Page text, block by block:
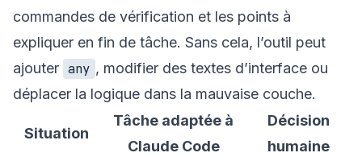
commandes de vérification et les points à
expliquer en fin de tâche. Sans cela, l’outil peut
ajouter any , modifier des textes d’interface ou
déplacer la logique dans la mauvaise couche.
Situation
Tâche adaptée à
Claude Code
Décision
humaine